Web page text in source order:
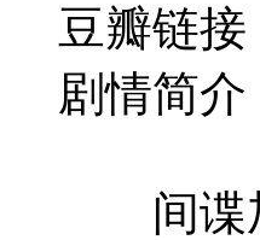
豆瓣链接
剧情简介
间谍加